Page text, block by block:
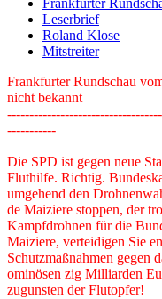
Frankfurter
Leserbrief
Roland Klose
Mitstreiter
Frankfurter Rundschau
nicht bekannt
-----------
Die SPD ist gegen neue
Fluthilfe. Richtig.
umgehend den
de Maiziere stoppen, der
Kampfdrohnen für die
Maiziere, verteidigen Sie
Schutzmaßnahmen gegen
ominösen zig Milliarden
zugunsten der Flutopfer!